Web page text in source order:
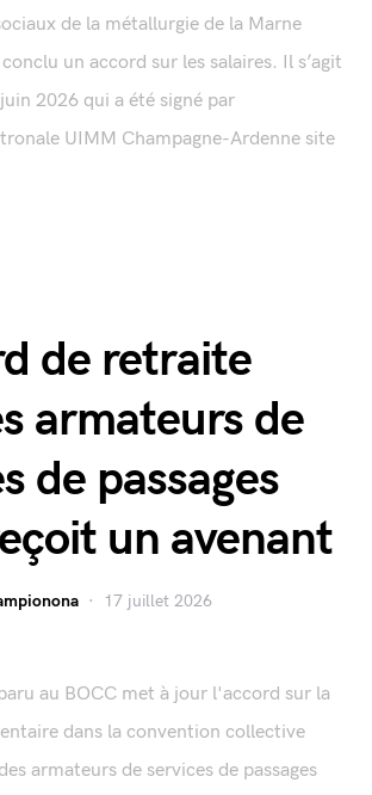
de la métallurgie de la Marne
un accord sur les salaires. Il s’agit
2026 qui a été signé par
UIMM Champagne-Ardenne site
de retraite
armateurs de
de passages
un avenant
17 juillet 2026
au BOCC met à jour l'accord sur la
dans la convention collective
armateurs de services de passages